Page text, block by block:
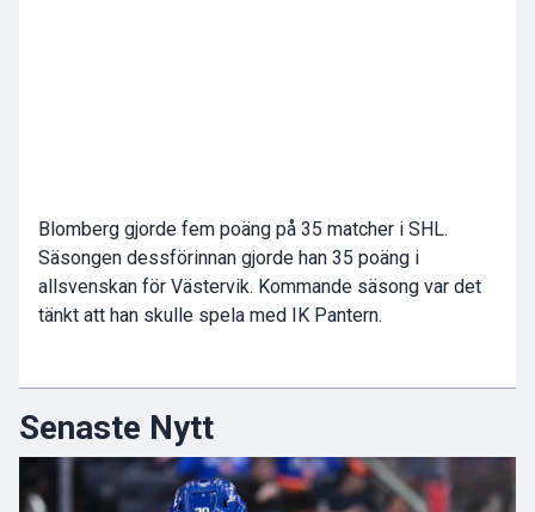
Blomberg gjorde fem poäng på 35 matcher i SHL.
Säsongen dessförinnan gjorde han 35 poäng i
allsvenskan för Västervik. Kommande säsong var det
tänkt att han skulle spela med IK Pantern.
Senaste Nytt